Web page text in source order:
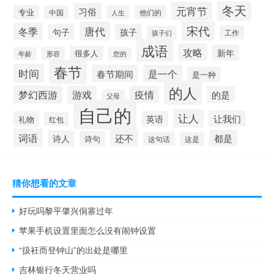
专业 中国 习俗 人生 他们的 元宵节 冬天
冬季 句子 唐代 孩子 孩子们 宋代 工作
年龄 形容 很多人 您的 成语 攻略 新年
时间 春节 春节期间 是一个 是一种
梦幻西游 游戏 父母 疫情 的人 的是
礼物 红包 自己的 英语 让人 让我们
词语 诗人 诗句 还不 这句话 这是 都是
猜你想看的文章
好玩吗黎平肇兴侗寨过年
苹果手机设置里面怎么没有闹钟设置
“扱衽而登钟山”的出处是哪里
吉林银行冬天营业吗